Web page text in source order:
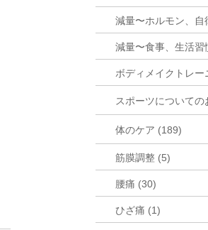
減量〜ホルモン、自
減量〜食事、生活習
ボディメイクトレー
スポーツについての
体のケア (189)
筋膜調整 (5)
腰痛 (30)
ひざ痛 (1)